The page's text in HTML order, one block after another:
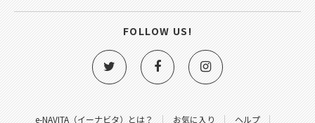
e-NAVITA（イーナビタ）とは？ お気に入り ヘルプ
FOLLOW US!